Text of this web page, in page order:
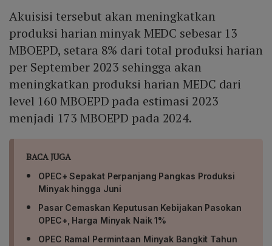
Akuisisi tersebut akan meningkatkan
produksi harian minyak MEDC sebesar 13
MBOEPD, setara 8% dari total produksi harian
per September 2023 sehingga akan
meningkatkan produksi harian MEDC dari
level 160 MBOEPD pada estimasi 2023
menjadi 173 MBOEPD pada 2024.
BACA JUGA
OPEC+ Sepakat Perpanjang Pangkas Produksi
Minyak hingga Juni
Pasar Cemaskan Keputusan Kebijakan Pasokan
OPEC+, Harga Minyak Naik 1%
OPEC Ramal Permintaan Minyak Bangkit Tahun